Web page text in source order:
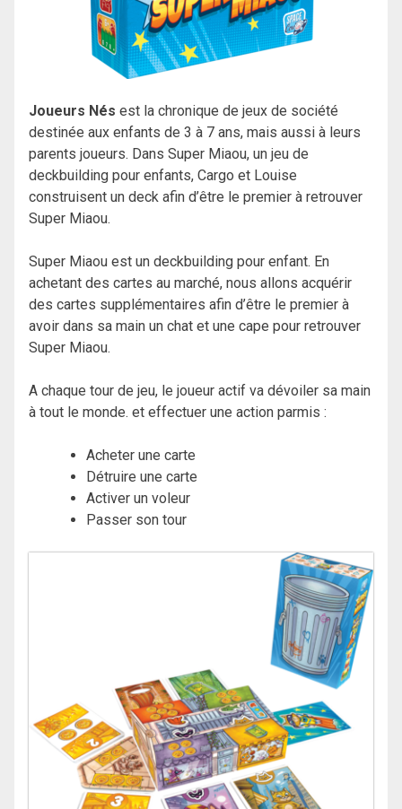
Joueurs Nés est la chronique de jeux de société
destinée aux enfants de 3 à 7 ans, mais aussi à leurs
parents joueurs. Dans Super Miaou, un jeu de
deckbuilding pour enfants, Cargo et Louise
construisent un deck afin d’être le premier à retrouver
Super Miaou.
Super Miaou est un deckbuilding pour enfant. En
achetant des cartes au marché, nous allons acquérir
des cartes supplémentaires afin d’être le premier à
avoir dans sa main un chat et une cape pour retrouver
Super Miaou.
A chaque tour de jeu, le joueur actif va dévoiler sa main
à tout le monde. et effectuer une action parmis :
Acheter une carte
Détruire une carte
Activer un voleur
Passer son tour